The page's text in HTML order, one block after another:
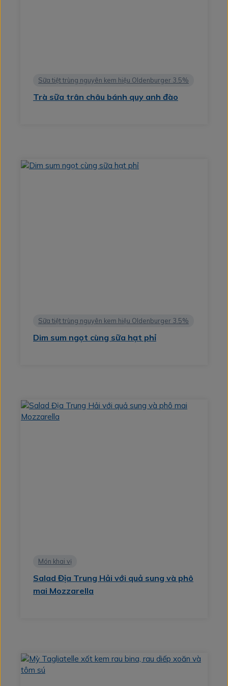
Sữa tiệt trùng nguyên kem hiệu Oldenburger 3.5%
Trà sữa trân châu bánh quy anh đào
Sữa tiệt trùng nguyên kem hiệu Oldenburger 3.5%
Dim sum ngọt cùng sữa hạt phỉ
Món khai vị
Salad Địa Trung Hải với quả sung và phô
mai Mozzarella